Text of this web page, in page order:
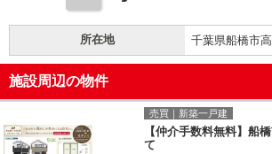
所在地 千葉県船橋市
施設周辺の物件
売買｜新築一戸建
【仲介手数料無料】船
て